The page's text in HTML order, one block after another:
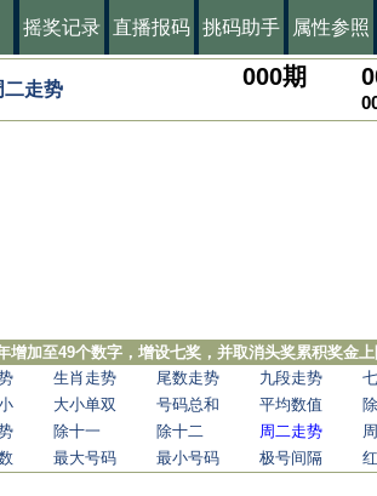
摇奖记录 直播报码 挑码助手 属性参照
二走势 000期
增加至49个数字，增设七奖，并取消头奖累积奖金
生肖走势 尾数走势 九段走势
大小单双 号码总和 平均数值
除十一 除十二 周二走势
最大号码 最小号码 极号间隔